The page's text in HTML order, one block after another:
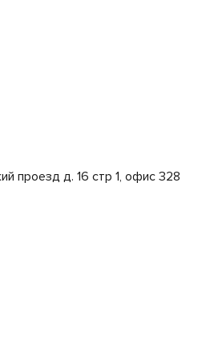
проезд д. 16 стр 1, офис 328